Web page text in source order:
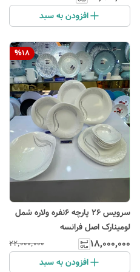
افزودن به سبد
%18
سرویس ۲۶ پارچه ۶نفره ولاره شمل
لومینارک اصل فرانسه
۱۸٬۰۰۰٬۰۰۰ ۲۲٬۰۰۰٬۰۰۰
افزودن به سبد